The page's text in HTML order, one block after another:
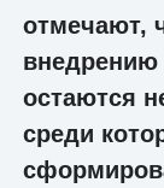
отмечают,
внедрению
остаются
среди